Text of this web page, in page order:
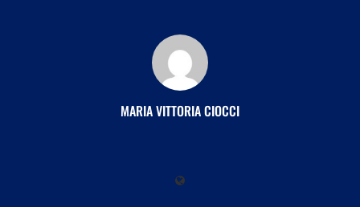
MARIA VITTORIA CIOCCI